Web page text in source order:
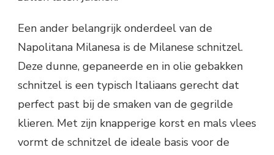
Een ander belangrijk onderdeel van de
Napolitana Milanesa is de Milanese schnitzel.
Deze dunne, gepaneerde en in olie gebakken
schnitzel is een typisch Italiaans gerecht dat
perfect past bij de smaken van de gegrilde
klieren. Met zijn knapperige korst en mals vlees
vormt de schnitzel de ideale basis voor de